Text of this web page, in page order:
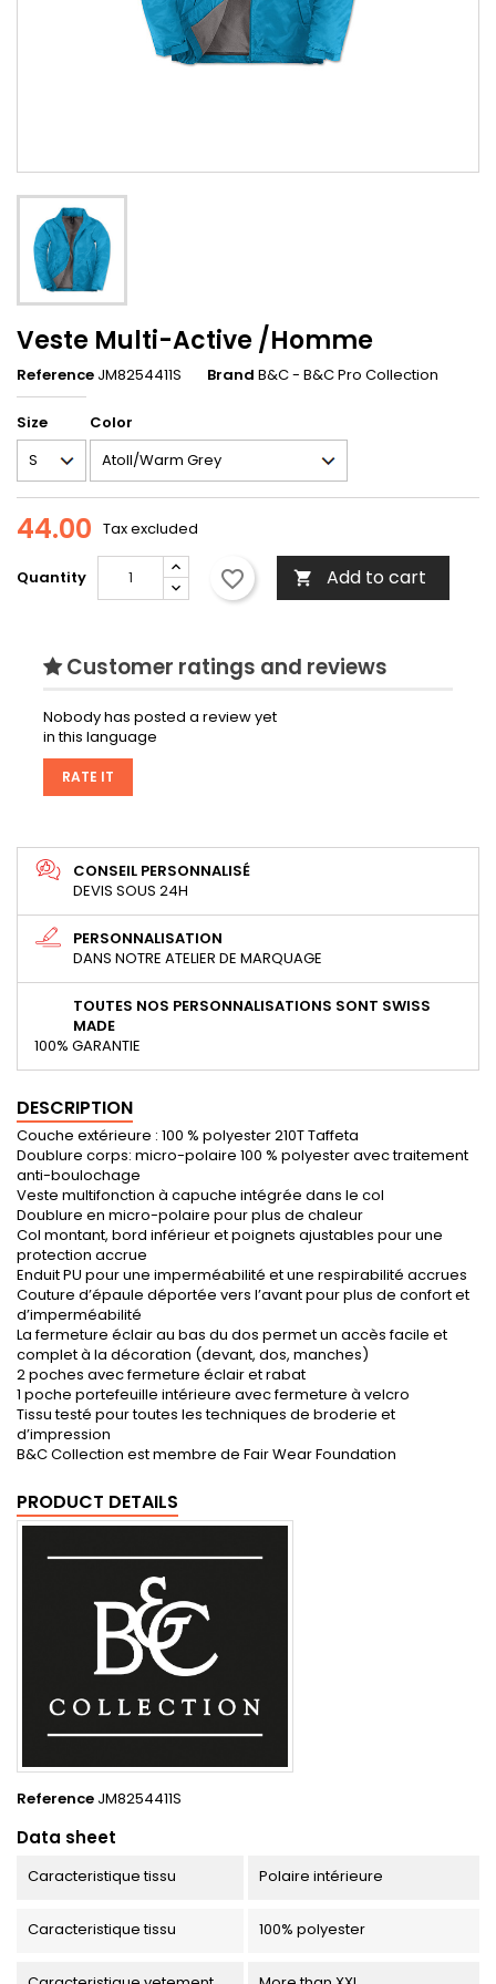
Veste Multi-Active /Homme
Reference JM8254411S Brand B&C - B&C Pro Collection
Size Color
44.00 Tax excluded
Quantity favorite_border  Add to cart
Customer ratings and reviews
Nobody has posted a review yet
in this language
RATE IT
CONSEIL PERSONNALISÉ
DEVIS SOUS 24H
PERSONNALISATION
DANS NOTRE ATELIER DE MARQUAGE
TOUTES NOS PERSONNALISATIONS SONT SWISS
MADE
100% GARANTIE
DESCRIPTION
Couche extérieure : 100 % polyester 210T Taffeta
Doublure corps: micro-polaire 100 % polyester avec traitement
anti-boulochage
Veste multifonction à capuche intégrée dans le col
Doublure en micro-polaire pour plus de chaleur
Col montant, bord inférieur et poignets ajustables pour une
protection accrue
Enduit PU pour une imperméabilité et une respirabilité accrues
Couture d’épaule déportée vers l’avant pour plus de confort et
d’imperméabilité
La fermeture éclair au bas du dos permet un accès facile et
complet à la décoration (devant, dos, manches)
2 poches avec fermeture éclair et rabat
1 poche portefeuille intérieure avec fermeture à velcro
Tissu testé pour toutes les techniques de broderie et
d’impression
B&C Collection est membre de Fair Wear Foundation
PRODUCT DETAILS
Reference JM8254411S
Data sheet
Caracteristique tissu Polaire intérieure
Caracteristique tissu 100% polyester